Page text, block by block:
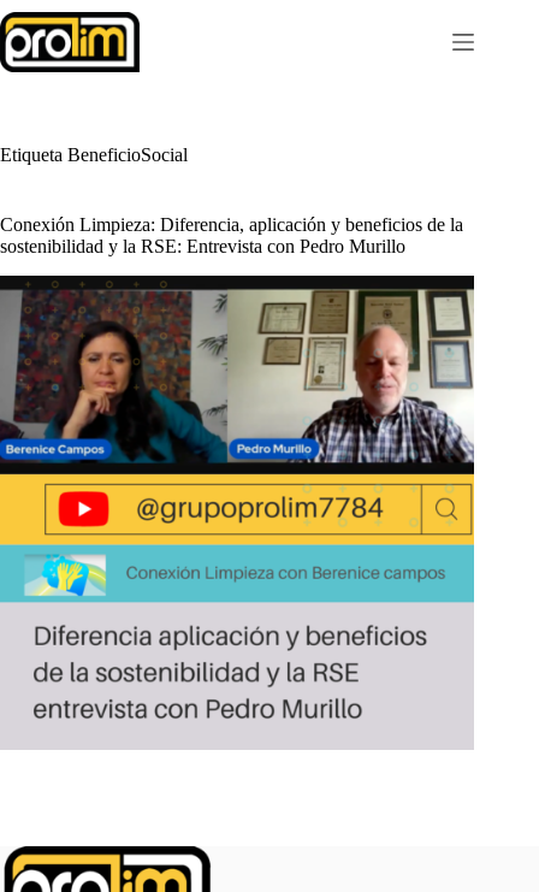
Saltar
al
contenido
Etiqueta BeneficioSocial
Conexión Limpieza: Diferencia, aplicación y beneficios de la
sostenibilidad y la RSE: Entrevista con Pedro Murillo